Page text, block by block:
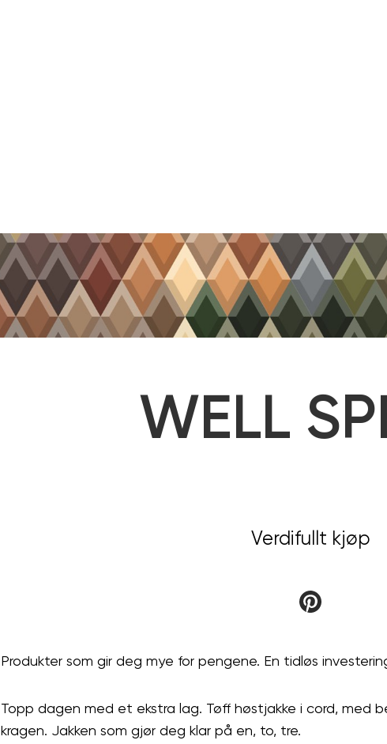
WELL
Verdifullt kjøp
Produkter som gir deg mye for pengene. En tidløs
Topp dagen med et ekstra lag. Tøff høstjakke i cord, med
kragen. Jakken som gjør deg klar på en, to, tre.